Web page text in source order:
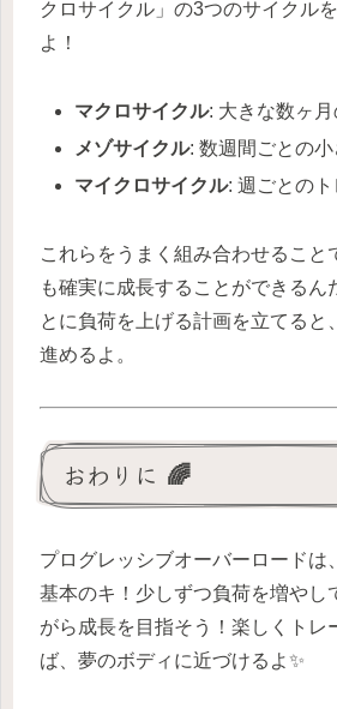
クロサイクル」の3つのサイクル
よ！
マクロサイクル: 大きな数ヶ
メゾサイクル: 数週間ごとの
マイクロサイクル: 週ごとの
これらをうまく組み合わせること
も確実に成長することができるん
とに負荷を上げる計画を立てると
進めるよ。
おわりに 🌈
プログレッシブオーバーロードは
基本のキ！少しずつ負荷を増やし
がら成長を目指そう！楽しくトレ
ば、夢のボディに近づけるよ✨